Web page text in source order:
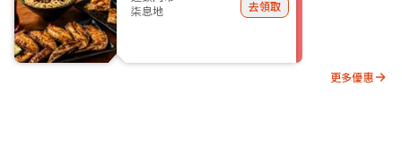
柒息地
去領取
更多優惠